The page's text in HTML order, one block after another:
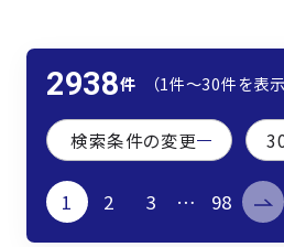
9:30 -
弊社の強み
製品検索
2938件 （1件〜30件を表示
検索条件の変更
1 2 3 … 98